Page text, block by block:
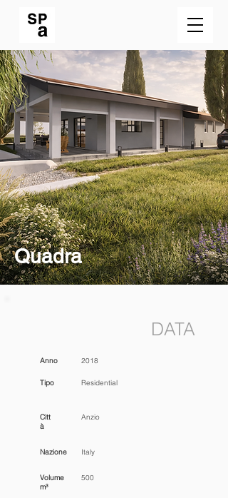
DATA
Anno 2018
Tipo Residential
Citt
à
Nazione
Volume
m³
Anzio
Italy
500
Quadra